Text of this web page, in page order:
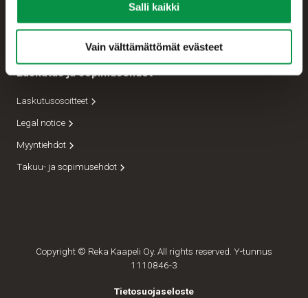
Salli kaikki
Vain välttämättömät evästeet
Johto
Laskutus ja sopimusehdot
Laskutusosoitteet
Legal notice
Myyntiehdot
Takuu- ja sopimusehdot
Copyright © Reka Kaapeli Oy. All rights reserved. Y-tunnus
1110846-3
Tietosuojaseloste